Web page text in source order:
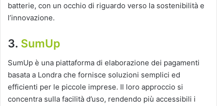
batterie, con un occhio di riguardo verso la sostenibilità e
l’innovazione.
3. SumUp
SumUp è una piattaforma di elaborazione dei pagamenti
basata a Londra che fornisce soluzioni semplici ed
efficienti per le piccole imprese. Il loro approccio si
concentra sulla facilità d’uso, rendendo più accessibili i